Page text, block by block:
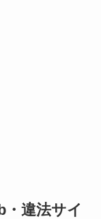
・違法サイ